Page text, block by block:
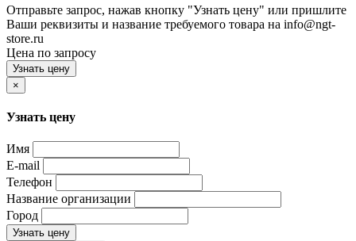
Отправьте запрос, нажав кнопку "Узнать цену" или пришлите
Ваши реквизиты и название требуемого товара на info@ngt-
store.ru
Цена по запросу
Узнать цену
×
Узнать цену
Имя
E-mail
Телефон
Название организации
Город
Узнать цену